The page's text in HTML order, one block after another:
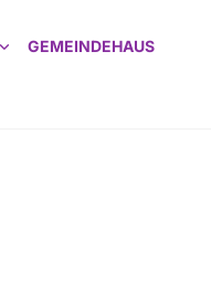
GEMEINDEHAUS